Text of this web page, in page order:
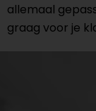
allemaal
graag voor je